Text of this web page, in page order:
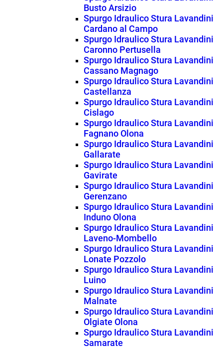
Busto Arsizio
Spurgo Idraulico Stura Lavandini
Cardano al Campo
Spurgo Idraulico Stura Lavandini
Caronno Pertusella
Spurgo Idraulico Stura Lavandini
Cassano Magnago
Spurgo Idraulico Stura Lavandini
Castellanza
Spurgo Idraulico Stura Lavandini
Cislago
Spurgo Idraulico Stura Lavandini
Fagnano Olona
Spurgo Idraulico Stura Lavandini
Gallarate
Spurgo Idraulico Stura Lavandini
Gavirate
Spurgo Idraulico Stura Lavandini
Gerenzano
Spurgo Idraulico Stura Lavandini
Induno Olona
Spurgo Idraulico Stura Lavandini
Laveno-Mombello
Spurgo Idraulico Stura Lavandini
Lonate Pozzolo
Spurgo Idraulico Stura Lavandini
Luino
Spurgo Idraulico Stura Lavandini
Malnate
Spurgo Idraulico Stura Lavandini
Olgiate Olona
Spurgo Idraulico Stura Lavandini
Samarate